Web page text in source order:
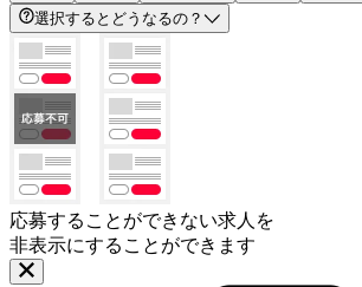
選択するとどうなるの？
応募することができない求人を
非表示にすることができます